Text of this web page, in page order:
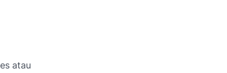
atau